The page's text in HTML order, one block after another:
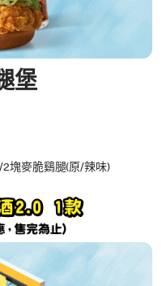
堡
塊麥脆鷄腿(原/辣味)